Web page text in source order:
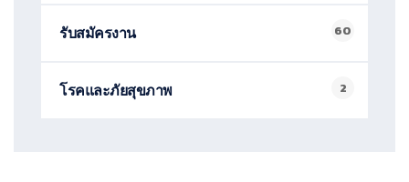
รับสมัครงาน 60
โรคและภัยสุขภาพ 2